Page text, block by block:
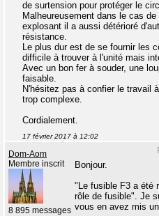
de surtension pour protéger le
Malheureusement dans le cas
explosant il a aussi détérioré
résistance.
Le plus dur est de se fournir les
difficile à trouver à l'unité mais
Avec un bon fer à souder, une
faisable.
N'hésitez pas à confier le travail
trop complexe.
Cordialement.
17 février 2017 à 12:02
Dom-Aom
Membre inscrit
8 895 messages
Bonjour.
"Le fusible F3 a été
rôle de fusible". Je
vous en avez mis